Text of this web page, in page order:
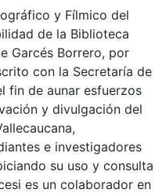
y Fílmico del
de la Biblioteca
Garcés Borrero, por
con la Secretaría de
fin de aunar esfuerzos
y divulgación del
e investigadores
su uso y consulta
es un colaborador en